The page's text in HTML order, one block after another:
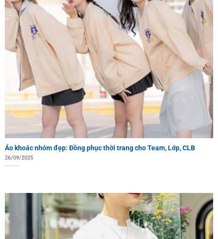
Áo khoác nhóm đẹp: Đồng phục thời trang cho Team, Lớp, CLB
26/09/2025